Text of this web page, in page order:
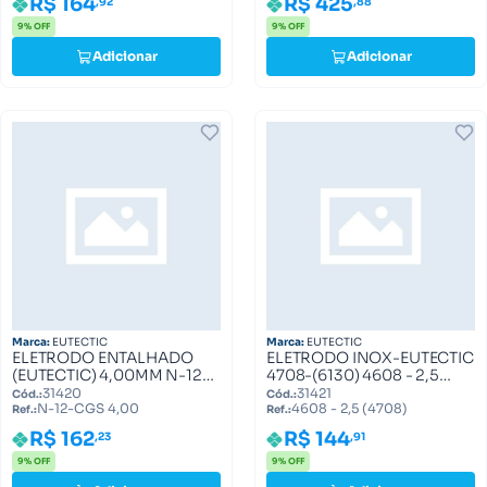
9% OFF
Adicionar
9% OFF
Adicionar
Marca: EUTECTIC
ELETRODO ENTALHADO
(EUTECTIC) 4,00MM N-12-
CGS 4,00
Cód.:31420
Ref.:N-12-CGS 4,00
R$ 162,23
9% OFF
Marca: EUTECTIC
ELETRODO INOX-EUTECTIC
4708-(6130) 4608 - 2,5
(4708)
Cód.:31421
Ref.:4608 - 2,5 (4708)
R$ 144,91
9% OFF